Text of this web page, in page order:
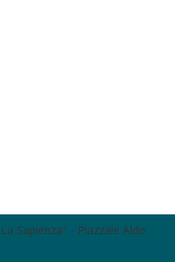
Sapienza" - Piazzale Aldo